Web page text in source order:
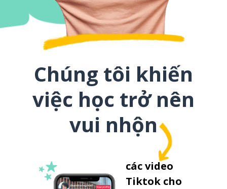
Chúng tôi khiến
việc học trở nên
vui nhộn
các video
Tiktok cho